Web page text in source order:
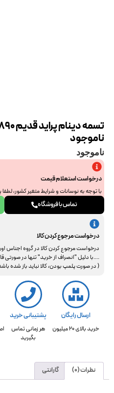
تسمه دینام پراید قدیم 890 رایک آلتون
ناموجود
ناموجود
درخواست استعلام قیمت
با توجه به نوسانات و شرایط متغیر کشور،
جهت استعلام نهایی با ما هماهنگ فرمایید.
تماس با فروشگاه
درخواست مرجوع کردن کالا
....با دلیل "انصراف از خرید" تنها در صورتی
( در صورت پلمپ بودن، کالا نباید باز شده
ارسال رایگان
خرید بالای 20 میلیون
پشتیبانی خرید
هر زمانی تماس
بگیرید
نظرات (0) گارانتی